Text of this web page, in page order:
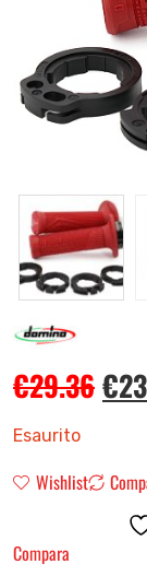
€29.36€
Esaurito
Wishlist
Compara